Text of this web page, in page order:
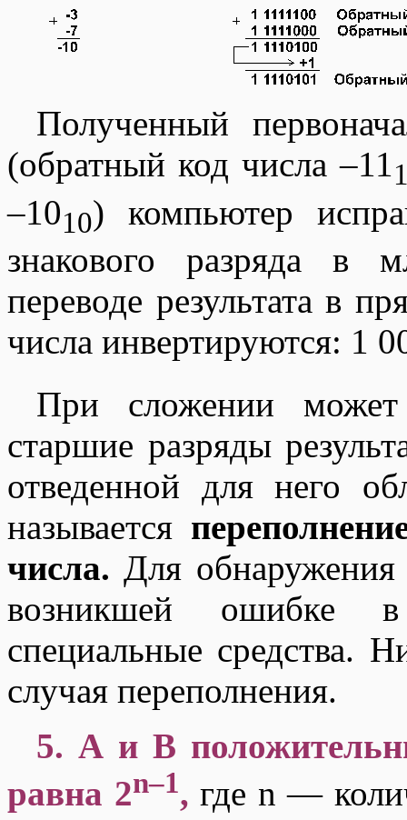
Полученный
(обратный код числа –11
–1010) компьютер
знакового разряда в
переводе результата в
числа инвертируются: 1
При сложении может
старшие разряды
отведенной для него
называется
числа. Для
возникшей ошибке в
специальные средства.
случая переполнения.
5. А и В
равна 2n–1, где n —